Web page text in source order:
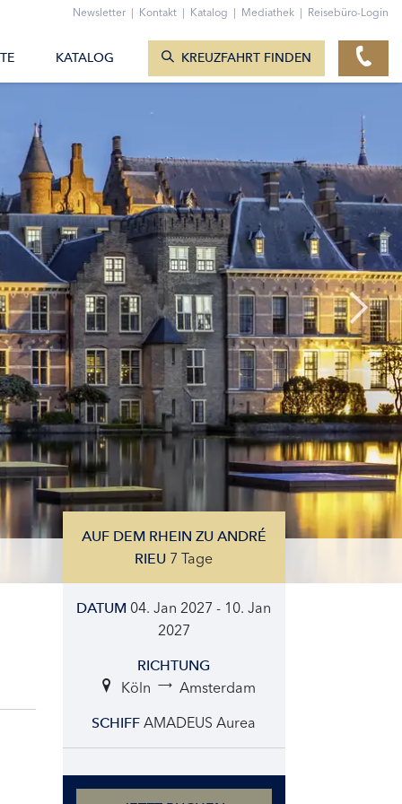
AUF DEM RHEIN ZU ANDRÉ
RIEU 7 Tage
DATUM 04. Jan 2027 - 10. Jan
2027
RICHTUNG
Köln Amsterdam
SCHIFF AMADEUS Aurea
Newsletter | Kontakt | Katalog | Mediathek | Reisebüro-Login
KATALOG KREUZFAHRT FINDEN
ZUM KONTAKTFORMULAR